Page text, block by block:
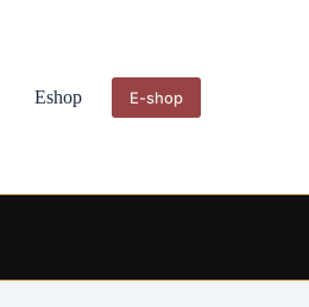
Eshop E-shop